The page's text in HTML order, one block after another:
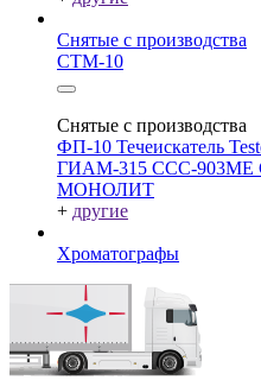
Снятые с производства
СТМ-10
Снятые с производства
ФП-10 Течеискатель
ГИАМ-315 ССС-903МЕ
МОНОЛИТ
+ другие
Хроматографы